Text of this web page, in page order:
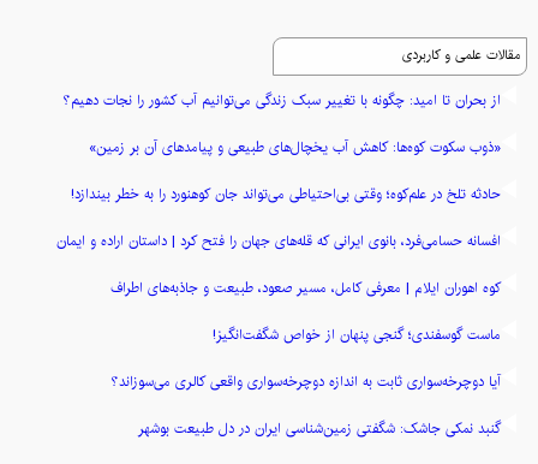
مقالات علمی و کاربردی
از بحران تا امید: چگونه با تغییر سبک زندگی می‌توانیم آب کشور را نجات دهیم؟
«ذوب سکوت کوه‌ها: کاهش آب یخچال‌های طبیعی و پیامدهای آن بر زمین»
حادثه تلخ در علم‌کوه؛ وقتی بی‌احتیاطی می‌تواند جان کوهنورد را به خطر بیندازد!
افسانه حسامی‌فرد، بانوی ایرانی که قله‌های جهان را فتح کرد | داستان اراده و ایمان
کوه اهوران ایلام | معرفی کامل، مسیر صعود، طبیعت و جاذبه‌های اطراف
ماست گوسفندی؛ گنجی پنهان از خواص شگفت‌انگیز!
آیا دوچرخه‌سواری ثابت به اندازه دوچرخه‌سواری واقعی کالری می‌سوزاند؟
گنبد نمکی جاشک: شگفتی زمین‌شناسی ایران در دل طبیعت بوشهر